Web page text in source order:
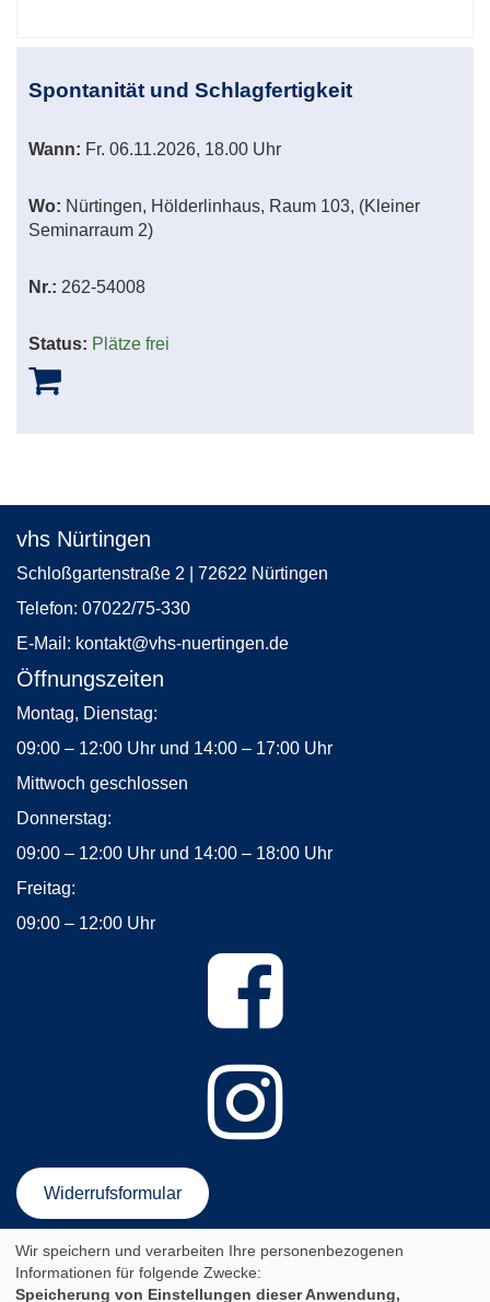
Spontanität und Schlagfertigkeit
Wann: Fr. 06.11.2026, 18.00 Uhr
Wo: Nürtingen, Hölderlinhaus, Raum 103, (Kleiner
Seminarraum 2)
Nr.: 262-54008
Status: Plätze frei
vhs Nürtingen
Schloßgartenstraße 2 | 72622 Nürtingen
Telefon: 07022/75-330
E-Mail: kontakt@vhs-nuertingen.de
Öffnungszeiten
Montag, Dienstag:
09:00 – 12:00 Uhr und 14:00 – 17:00 Uhr
Mittwoch geschlossen
Donnerstag:
09:00 – 12:00 Uhr und 14:00 – 18:00 Uhr
Freitag:
09:00 – 12:00 Uhr
Widerrufsformular
AGB Impressum
Datenschutzerklärung
Newsletter-Anmeldung
Sitemap
Wir speichern und verarbeiten Ihre personenbezogenen
Informationen für folgende Zwecke:
Speicherung von Einstellungen dieser Anwendung,